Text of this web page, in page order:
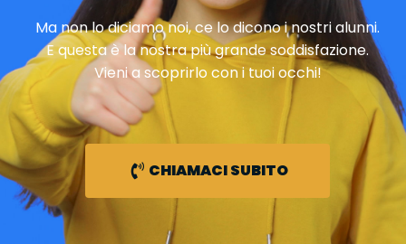
Ma non lo diciamo noi, ce lo dicono i nostri alunni.
E questa è la nostra più grande soddisfazione.
Vieni a scoprirlo con i tuoi occhi!
CHIAMACI SUBITO